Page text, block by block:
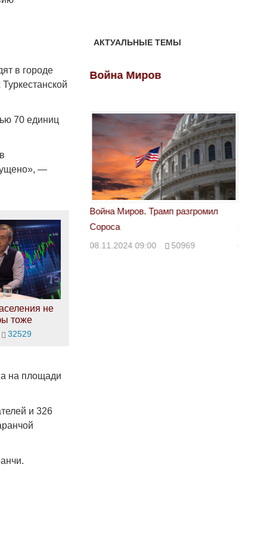
в городе
70 единиц
—
не
тоже
32529
на площади
и 326
АКТУАЛЬНЫЕ ТЕМЫ
50969
Война Миров
Война Миров. Трамп разгромил
Сороса
08.11.2024 09:00 50969